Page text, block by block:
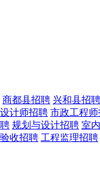
商都县招聘 兴和县招聘
计师招聘 市政工程
规划与设计招聘 室
收招聘 工程监理招聘